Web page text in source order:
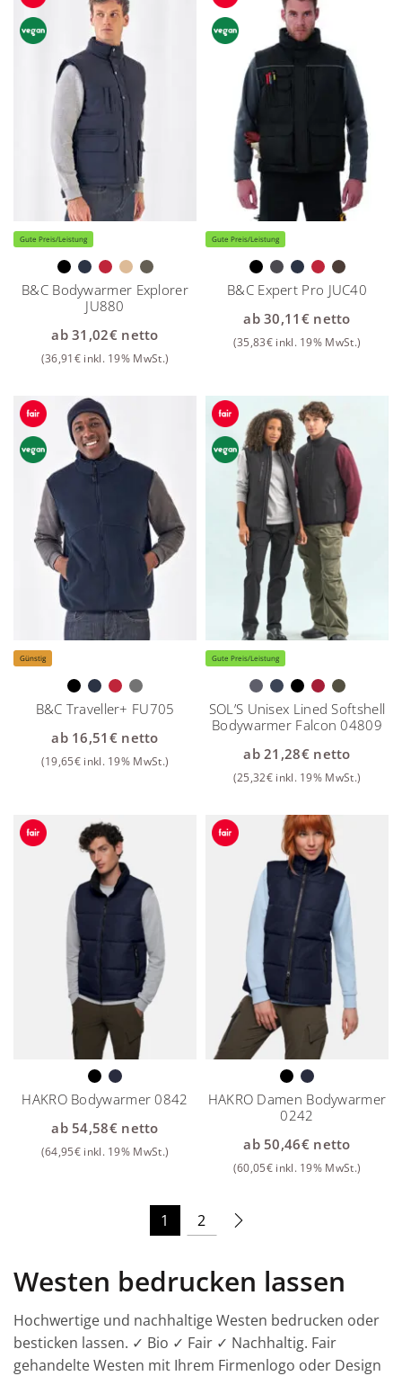
Gute Preis/Leistung
B&C Bodywarmer Explorer
JU880
ab31,02€netto
(36,91€ inkl. 19% MwSt.)
Gute Preis/Leistung
B&C Expert Pro JUC40
ab30,11 €netto
(35,83€ inkl. 19% MwSt.)
Günstig
B&C Traveller+ FU705
ab 16,51 €netto
(19,65€ inkl. 19% MwSt.)
Gute Preis/Leistung
SOL’S Unisex Lined Softshell
Bodywarmer Falcon 04809
ab21,28€netto
(25,32€ inkl. 19% MwSt.)
HAKRO Bodywarmer 0842
ab54,58€netto
(64,95€ inkl. 19% MwSt.)
HAKRO Damen Bodywarmer
0242
ab50,46€netto
(60,05€ inkl. 19% MwSt.)
1 2
Westen bedrucken lassen
Hochwertige und nachhaltige Westen bedrucken oder
besticken lassen. ✓ Bio ✓ Fair ✓ Nachhaltig. Fair
gehandelte Westen mit Ihrem Firmenlogo oder Design